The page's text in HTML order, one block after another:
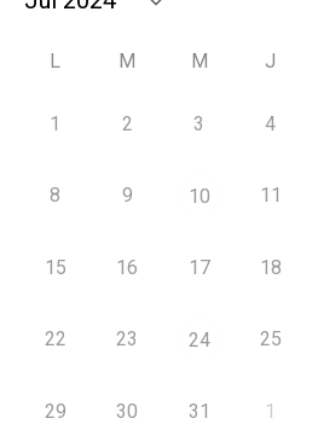
L M M J
1 2 3 4
8 9 10 11
15 16 17 18
22 23 24 25
29 30 31 1